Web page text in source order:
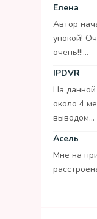
Елена
Автор
упокой!
очень!!!...
IPDVR
На
около 4
выводом...
Асель
Мне на